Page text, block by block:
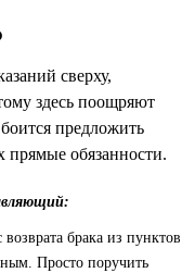
сверху,
здесь поощряют
предложить
прямые обязанности.
брака из пунктов
Просто поручить